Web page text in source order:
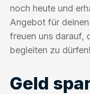
noch heute und
Angebot für
freuen uns darauf,
begleiten zu dürfen!
Geld